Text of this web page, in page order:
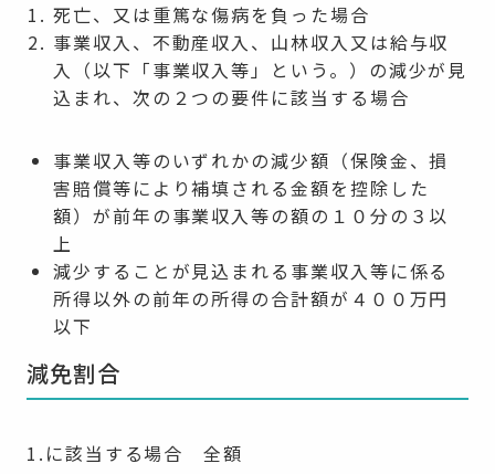
死亡、又は重篤な傷病を負った場合
事業収入、不動産収入、山林収入又は給与収
入（以下「事業収入等」という。）の減少が見
込まれ、次の２つの要件に該当する場合
事業収入等のいずれかの減少額（保険金、損
害賠償等により補填される金額を控除した
額）が前年の事業収入等の額の１０分の３以
上
減少することが見込まれる事業収入等に係る
所得以外の前年の所得の合計額が４００万円
以下
減免割合
1.に該当する場合 全額